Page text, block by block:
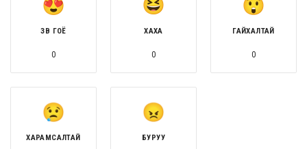
ЗӨВ ГОЁ
0
ХАХА
0
ГАЙХАЛТАЙ
0
ХАРАМСАЛТАЙ БУРУУ